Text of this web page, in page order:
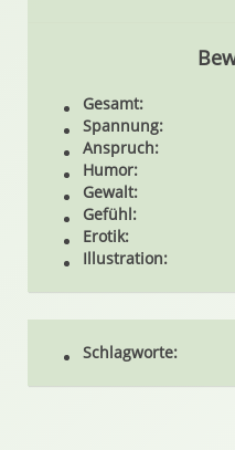
Gesamt:
Spannung:
Anspruch:
Humor:
Gewalt:
Gefühl:
Erotik:
Illustration:
Schlagworte: